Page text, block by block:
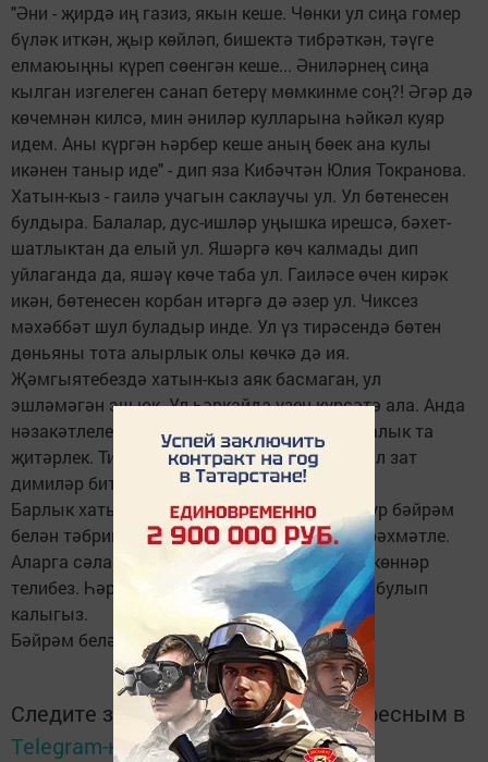
"Әни - җирдә иң газиз, якын кеше. Чөнки ул сиңа гомер
бүләк иткән, җыр көйләп, бишектә тибрәткән, тәүге
елмаюыңны күреп сөенгән кеше... Әниләрнең сиңа
кылган изгелеген санап бетерү мөмкинме соң?! Әгәр дә
көчемнән килсә, мин әниләр кулларына һәйкәл куяр
идем. Аны күргән һәрбер кеше аның бөек ана кулы
икәнен таныр иде" - дип яза Кибәчтән Юлия Токранова.
Хатын-кыз - гаилә учагын саклаучы ул. Ул бөтенесен
булдыра. Балалар, дус-ишләр уңышка ирешсә, бәхет-
шатлыктан да елый ул. Яшәргә көч калмады дип
уйлаганда да, яшәү көче таба ул. Гаиләсе өчен кирәк
икән, бөтенесен корбан итәргә дә әзер ул. Чиксез
мәхәббәт шул буладыр инде. Ул үз тирәсендә бөтен
дөньяны тота алырлык олы көчкә дә ия.
Җәмгыятебездә хатын-кыз аяк басмаган, ул
эшләмәгән эш юк. Ул һәркайда үзен күрсәтә ала. Анда
нәзакәтлелек, намус, сафлык, тәҗрибә, осталык та
җитәрлек. Тикмәгә генә хатын-кыз - иң камил зат
димиләр бит.
Барлык хатын-кызларны иң күркәм, иң матур бәйрәм
белән тәбрик итәбез! Без гомер буе аларга рәхмәтле.
Аларга сәламәтлек, озын гомер, куанычлы көннәр
телибез. Һәрвакыт шундый назлы, ягымлы булып
калыгыз.
Бәйрәм белән сезне, кадерле хатын-кызлар!
Следите за самым важным и интересным в
Telegram-каналеТатмедиа